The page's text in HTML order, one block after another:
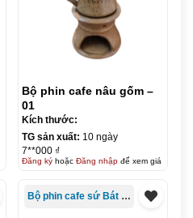
Bộ phin cafe nâu gốm –
01
Kích thước:
TG sản xuất: 10 ngày
7**000 ₫
Đăng kýhoặc Đăng nhậpđể xem giá
Bộ phin cafe sứ Bát Tràng